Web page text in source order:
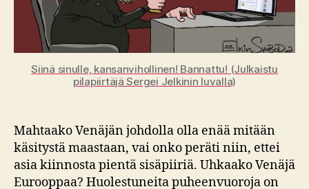
Siinä sinulle, kansanvihollinen! Bannattu! (Julkaistu
pilapiirtäjä Sergei Jelkinin luvalla)
Mahtaako Venäjän johdolla olla enää mitään
käsitystä maastaan, vai onko peräti niin, ettei
asia kiinnosta pientä sisäpiiriä. Uhkaako Venäjä
Eurooppaa? Huolestuneita puheenvuoroja on